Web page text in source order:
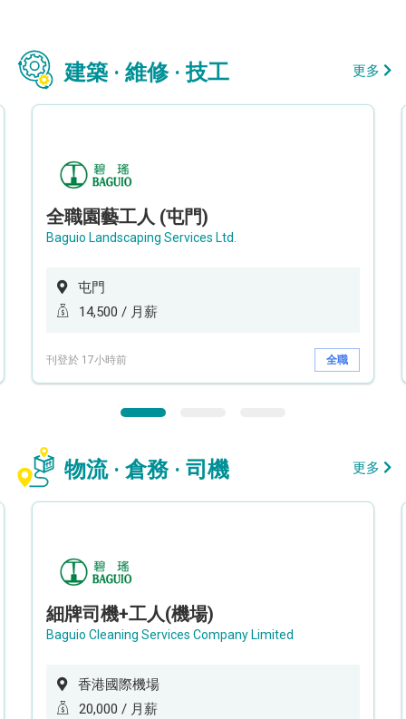
建築 · 維修 · 技工 更多
全職園藝工人 (屯門)
Baguio Landscaping Services Ltd.
屯門
14,500 / 月薪
刊登於 17小時前 全職
物流 · 倉務 · 司機 更多
細牌司機+工人(機場)
Baguio Cleaning Services Company Limited
香港國際機場
20,000 / 月薪